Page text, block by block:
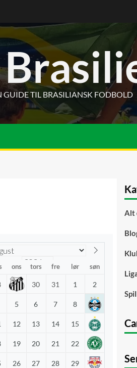
GUIDE TIL BRASILIANSK FODBOLD
ons tors fre lør søn
30 31 1 2
5 6 7 8
12 13 14 15
19 20 21 22
26 27 28 29
Alt